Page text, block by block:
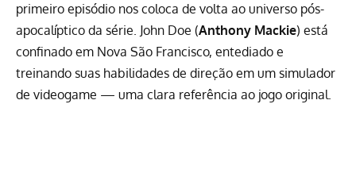
primeiro episódio nos coloca de volta ao universo pós-
apocalíptico da série. John Doe (Anthony Mackie) está
confinado em Nova São Francisco, entediado e
treinando suas habilidades de direção em um simulador
de videogame — uma clara referência ao jogo original.